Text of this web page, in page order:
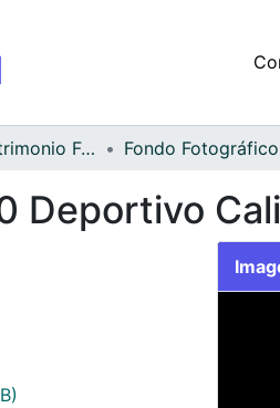
Archivo del Patrimonio Fotográfico y Fílmico del Valle del Cauca
Deportivo Cali